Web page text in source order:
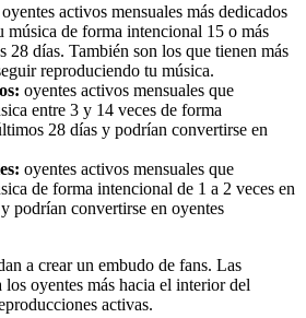
activos mensuales más dedicados
música de forma intencional 15 o más
28 días. También son los que tienen más
reproduciendo tu música.
oyentes activos mensuales que
entre 3 y 14 veces de forma
28 días y podrían convertirse en
oyentes activos mensuales que
de forma intencional de 1 a 2 veces en
podrían convertirse en oyentes
a crear un embudo de fans. Las
los oyentes más hacia el interior del
activas.